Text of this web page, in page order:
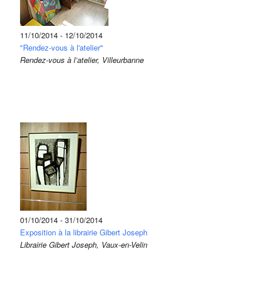
11/10/2014 - 12/10/2014
"Rendez-vous à l'atelier"
Rendez-vous à l’atelier, Villeurbanne
01/10/2014 - 31/10/2014
Exposition à la librairie Gibert Joseph
Librairie Gibert Joseph, Vaux-en-Velin